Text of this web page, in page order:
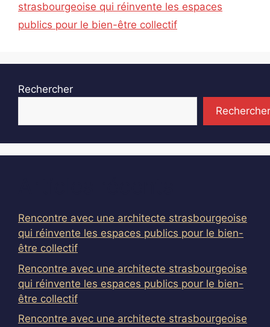
strasbourgeoise qui réinvente les espaces
publics pour le bien-être collectif
Rechercher
Rechercher
Rencontre avec une architecte strasbourgeoise
qui réinvente les espaces publics pour le bien-
être collectif
Rencontre avec une architecte strasbourgeoise
qui réinvente les espaces publics pour le bien-
être collectif
Rencontre avec une architecte strasbourgeoise